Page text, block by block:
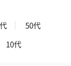
ます。ギフトへ
50代
10代